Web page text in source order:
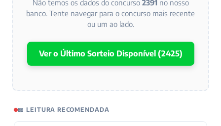
Não temos os dados do concurso 2391 no nosso
banco. Tente navegar para o concurso mais recente
ou um ao lado.
Ver o Último Sorteio Disponível (2425)
📖 LEITURA RECOMENDADA